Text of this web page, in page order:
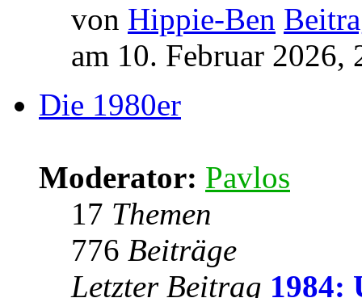
von Hippie-Ben
am 10. Februar 2026,
Die 1980er
Moderator: Pavlos
17 Themen
776 Beiträge
Letzter Beitrag 1984: